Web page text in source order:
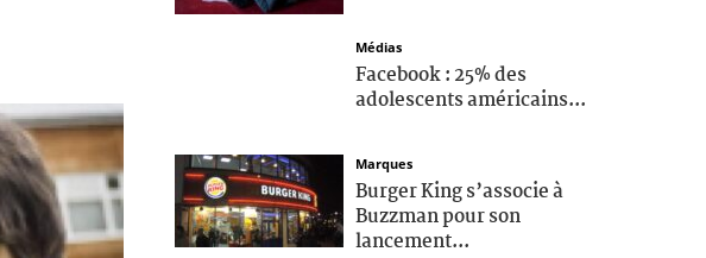
Médias
Facebook : 25% des
adolescents américains...
Marques
Burger King s’associe à
Buzzman pour son
lancement...